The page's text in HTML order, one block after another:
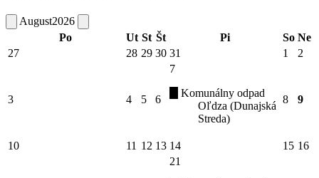
August2026
Po
Ut St Št Pi So Ne
27
28 29 30 31 1 2
3 4 5 6
7
Komunálny odpad
Oľdza (Dunajská
Streda)
8 9
10 11 12 13 14 15 16
21